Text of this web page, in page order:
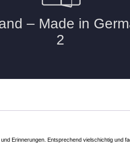
Erinnerungen. Entsprechend vielschichtig und